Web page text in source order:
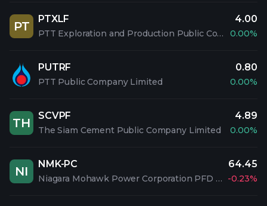
PT
PTXLF
PTT Exploration and Production Public Company Limited
4.00
0.00%
PUTRF
PTT Public Company Limited
0.80
0.00%
TH
SCVPF
The Siam Cement Public Company Limited
4.89
0.00%
NI
NMK-PC
Niagara Mohawk Power Corporation PFD 3.90%
64.45
-0.23%